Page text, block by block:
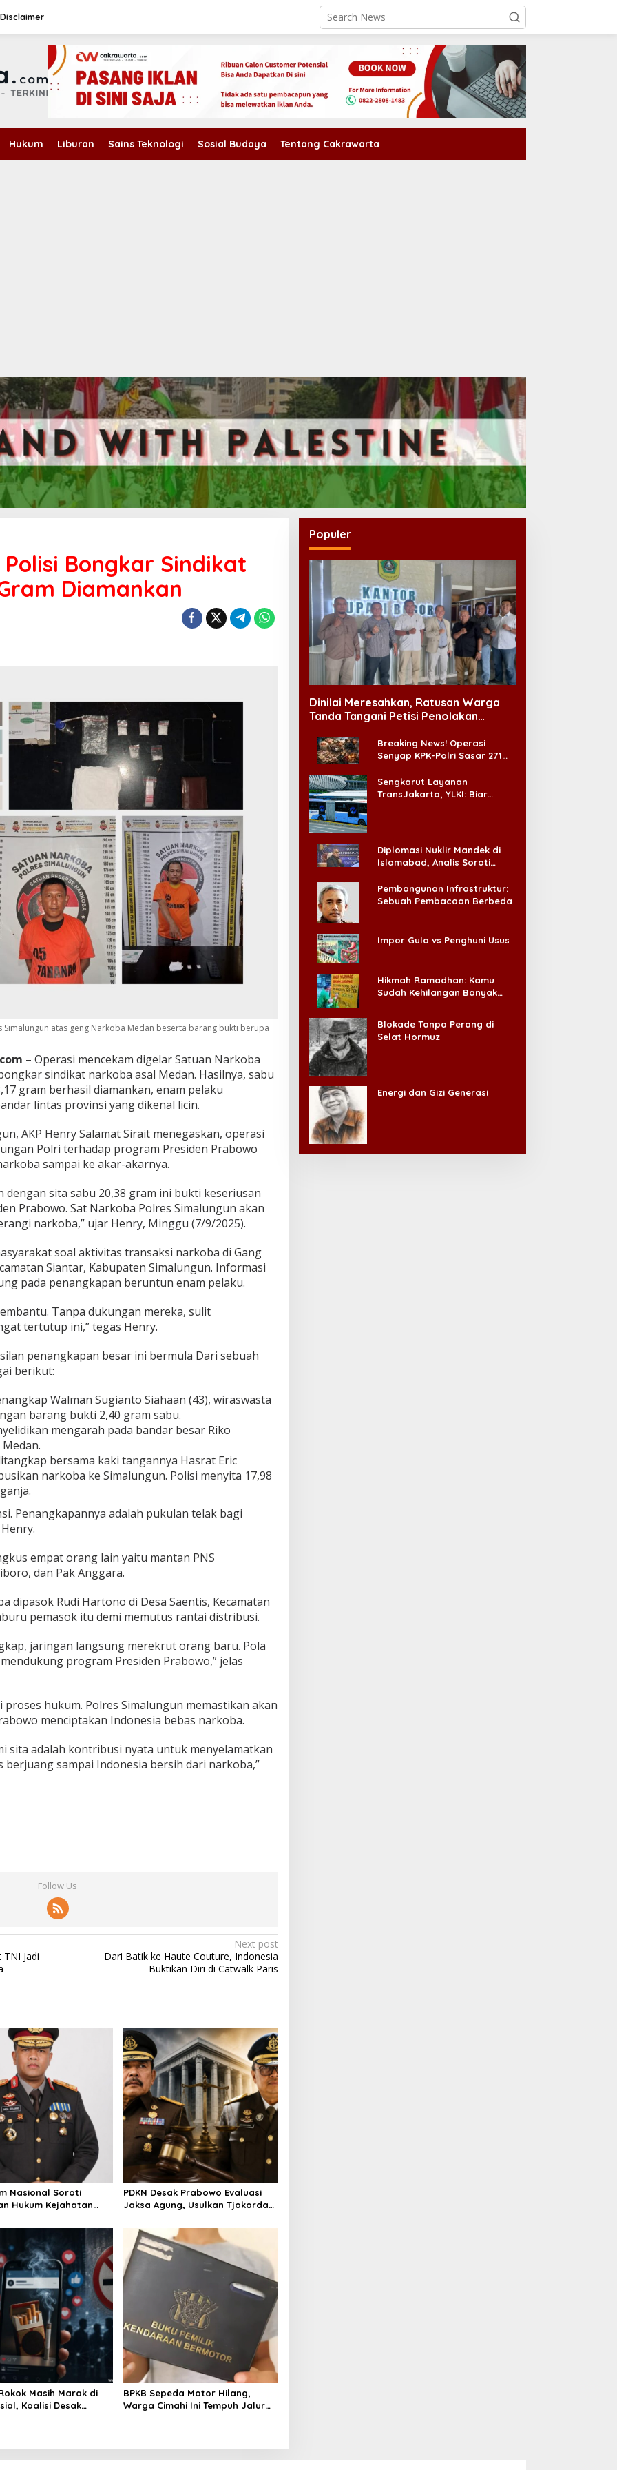
Disclaimer
Hukum Liburan Sains Teknologi Sosial Budaya Tentang Cakrawarta
Bongkar Sindikat
Diamankan
Simalungun atas geng Narkoba Medan beserta barang bukti berupa
– Operasi mencekam digelar Satuan Narkoba
sindikat narkoba asal Medan. Hasilnya, sabu
gram berhasil diamankan, enam pelaku
lintas provinsi yang dikenal licin.
AKP Henry Salamat Sirait menegaskan, operasi
Polri terhadap program Presiden Prabowo
sampai ke akar-akarnya.
dengan sita sabu 20,38 gram ini bukti keseriusan
Prabowo. Sat Narkoba Polres Simalungun akan
narkoba,” ujar Henry, Minggu (7/9/2025).
soal aktivitas transaksi narkoba di Gang
Siantar, Kabupaten Simalungun. Informasi
pada penangkapan beruntun enam pelaku.
Tanpa dukungan mereka, sulit
tertutup ini,” tegas Henry.
penangkapan besar ini bermula Dari sebuah
berikut:
Walman Sugianto Siahaan (43), wiraswasta
barang bukti 2,40 gram sabu.
mengarah pada bandar besar Riko
bersama kaki tangannya Hasrat Eric
narkoba ke Simalungun. Polisi menyita 17,98
Penangkapannya adalah pukulan telak bagi
empat orang lain yaitu mantan PNS
dan Pak Anggara.
dipasok Rudi Hartono di Desa Saentis, Kecamatan
pemasok itu demi memutus rantai distribusi.
jaringan langsung merekrut orang baru. Pola
program Presiden Prabowo,” jelas
hukum. Polres Simalungun memastikan akan
menciptakan Indonesia bebas narkoba.
sita adalah kontribusi nyata untuk menyelamatkan
berjuang sampai Indonesia bersih dari narkoba,”
Follow Us
Jadi
Next post
Dari Batik ke Haute Couture, Indonesia
Buktikan Diri di Catwalk Paris
Nasional Soroti
Hukum Kejahatan
Referensi
Strategi Penindakan
PDKN Desak Prabowo Evaluasi
Jaksa Agung, Usulkan Tjokorda
Pengganti
Masih Marak di
Koalisi Desak
BPKB Sepeda Motor Hilang,
Warga Cimahi Ini Tempuh Jalur
Populer
Dinilai Meresahkan, Ratusan Warga
Tanda Tangani Petisi Penolakan
Breaking News! Operasi
Senyap KPK-Polri Sasar 271
Ada ‘Badai Pemeriksaan’
Sengkarut Layanan
TransJakarta, YLKI: Biar
Diplomasi Nuklir Mandek di
Islamabad, Analis Soroti
Pembangunan Infrastruktur:
Sebuah Pembacaan Berbeda
Impor Gula vs Penghuni Usus
Hikmah Ramadhan: Kamu
Sudah Kehilangan Banyak
Blokade Tanpa Perang di
Selat Hormuz
Energi dan Gizi Generasi